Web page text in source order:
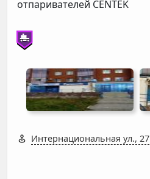
отпаривателей CENTEK
Интернациональная ул., 27